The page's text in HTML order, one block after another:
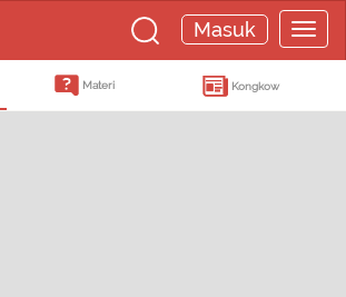
Masuk
Materi Kongkow